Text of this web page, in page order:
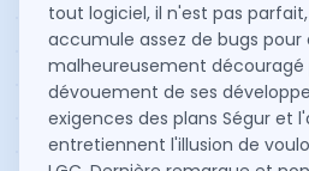
tout logiciel, il n'est pas
accumule assez de bugs pour
malheureusement découragé
dévouement de ses
exigences des plans Ségur et
entretiennent l'illusion de